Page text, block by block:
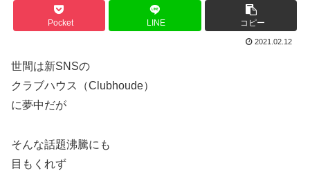
Pocket LINE コピー
2021.02.12
世間は新SNSの
クラブハウス（Clubhoude）
に夢中だが
そんな話題沸騰にも
目もくれず